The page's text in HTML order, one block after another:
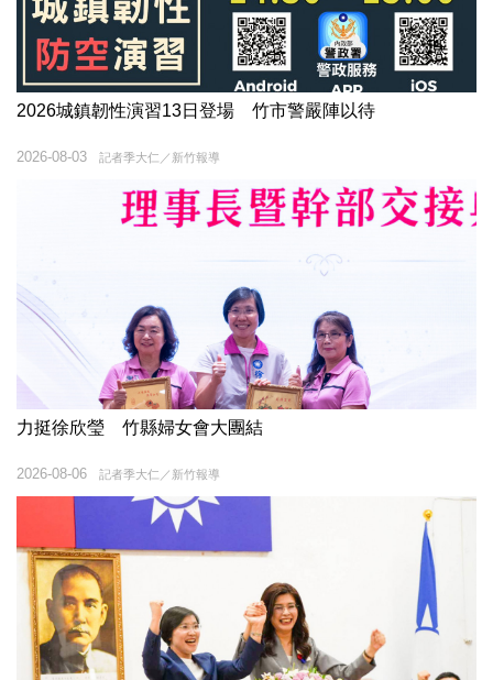
2026城鎮韌性演習13日登場 竹市警嚴陣以待
記者季大仁／新竹報導
2026-08-03
力挺徐欣瑩 竹縣婦女會大團結
記者季大仁／新竹報導
2026-08-06